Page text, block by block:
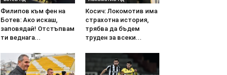
Филипов към фен на
Ботев: Ако искаш,
заповядай! Отстъпвам
ти веднага...
Косич: Локомотив има
страхотна история,
трябва да бъдем
труден за всеки...